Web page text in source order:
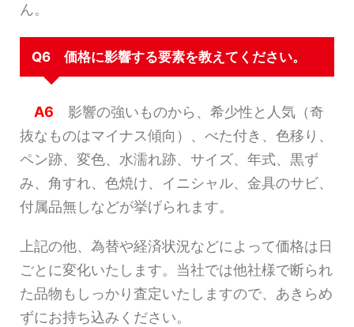
ん。
Q6 価格に影響する要素を教えてください。
A6 影響の強いものから、希少性と人気（奇
抜なものはマイナス傾向）、べた付き、色移り、
ペン跡、変色、水濡れ跡、サイズ、年式、黒ず
み、角すれ、色焼け、イニシャル、金具のサビ、
付属品無しなどが挙げられます。
上記の他、為替や経済状況などによって価格は日
ごとに変化いたします。当社では他社様で断られ
た品物もしっかり査定いたしますので、あきらめ
ずにお持ち込みください。